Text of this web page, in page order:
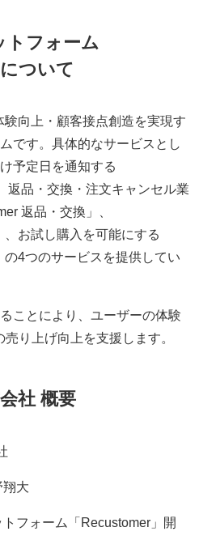
トフォーム
ついて
向上・顧客接点創造を実現す
です。具体的なサービスとし
予定日を通知する
返品・交換・注文キャンセル業
返品・交換」、
、お試し購入を可能にする
の4つのサービスを提供してい
ことにより、ユーザーの体験
り上げ向上を支援します。
社 概要
翔大
フォーム「Recustomer」開